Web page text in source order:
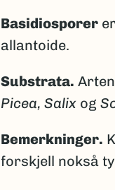
Basidiosporerer
allantoide.
Substrata.
Picea, Salixog
Bemerkninger.
forskjell nokså